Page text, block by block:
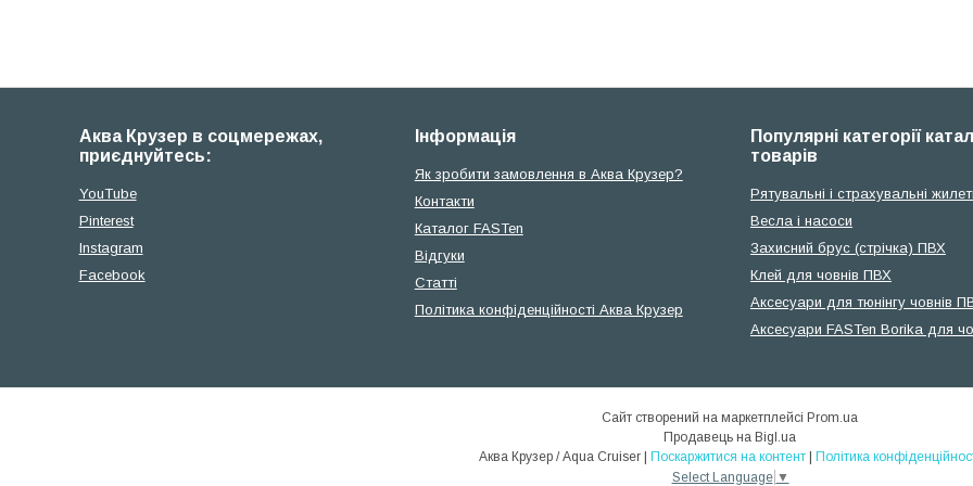
Аква Крузер в соцмережах,
приєднуйтесь:
YouTube
Pinterest
Instagram
Facebook
Iнформація
Як зробити замовлення в Аква Крузер?
Контакти
Каталог FASTen
Відгуки
Cтатті
Політика конфіденційності Аква Крузер
Популярні категорії
товарів
Рятувальні і страхувальні
Весла і насоси
Захисний брус (стрічка) ПВХ
Клей для човнів ПВХ
Аксесуари для тюнінгу човнів
Аксесуари FASTen Borika для
Сайт створений на маркетплейсі Prom.ua
Продавець на Bigl.ua
Аква Крузер / Aqua Cruiser | Поскаржитися на контент | Політика
Select Language ▼